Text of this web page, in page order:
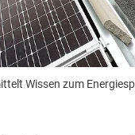
Wissen zum